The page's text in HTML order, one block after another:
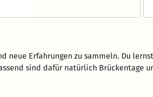
Erfahrungen zu sammeln. Du
sind dafür natürlich Brückentage